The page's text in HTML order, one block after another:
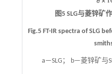
图5 SLG与菱锌矿
Fig.5 FT-IR spectra of SLG
a—SLG； b—菱锌矿与